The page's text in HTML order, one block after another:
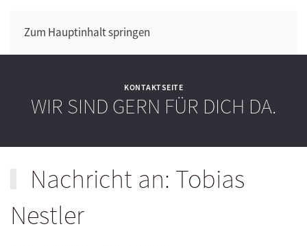
Zum Hauptinhalt springen
KONTAKTSEITE
WIR SIND GERN FÜR DICH DA.
Nachricht an: Tobias
Nestler